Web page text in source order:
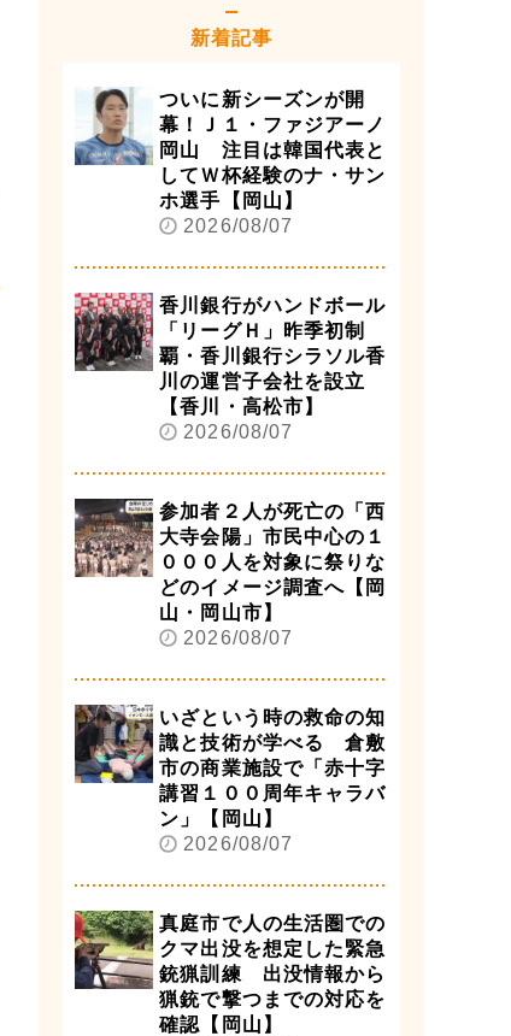
新着記事
ついに新シーズンが開
幕！Ｊ１・ファジアーノ
岡山 注目は韓国代表と
してＷ杯経験のナ・サン
ホ選手【岡山】
2026/08/07
香川銀行がハンドボール
「リーグＨ」昨季初制
覇・香川銀行シラソル香
川の運営子会社を設立
【香川・高松市】
2026/08/07
参加者２人が死亡の「西
大寺会陽」市民中心の１
０００人を対象に祭りな
どのイメージ調査へ【岡
山・岡山市】
2026/08/07
いざという時の救命の知
識と技術が学べる 倉敷
市の商業施設で「赤十字
講習１００周年キャラバ
ン」【岡山】
2026/08/07
真庭市で人の生活圏での
クマ出没を想定した緊急
銃猟訓練 出没情報から
猟銃で撃つまでの対応を
確認【岡山】